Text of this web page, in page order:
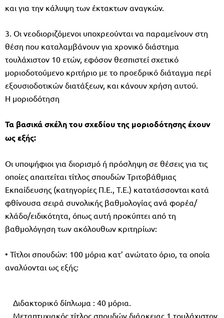
και για την κάλυψη των έκτακτων αναγκών.
3. Οι νεοδιοριζόμενοι υποχρεούνται να παραμείνουν στη
θέση που καταλαμβάνουν για χρονικό διάστημα
τουλάχιστον 10 ετών, εφόσον θεσπιστεί σχετικό
μοριοδοτούμενο κριτήριο με το προεδρικό διάταγμα περί
εξουσιοδοτικών διατάξεων, και κάνουν χρήση αυτού.
Η μοριοδότηση
Τα βασικά σκέλη του σχεδίου της μοριοδότησης έχουν
ως εξής:
Οι υποψήφιοι για διορισμό ή πρόσληψη σε θέσεις για τις
οποίες απαιτείται τίτλος σπουδών Τριτοβάθμιας
Εκπαίδευσης (κατηγορίες Π.Ε., Τ.Ε.) κατατάσσονται κατά
φθίνουσα σειρά συνολικής βαθμολογίας ανά φορέα/
κλάδο/ειδικότητα, όπως αυτή προκύπτει από τη
βαθμολόγηση των ακόλουθων κριτηρίων:
• Τίτλοι σπουδών: 100 μόρια κατ’ ανώτατο όριο, τα οποία
αναλύονται ως εξής:
Διδακτορικό δίπλωμα : 40 μόρια.
Μεταπτυχιακός τίτλος σπουδών διάρκειας 1 τουλάχιστον